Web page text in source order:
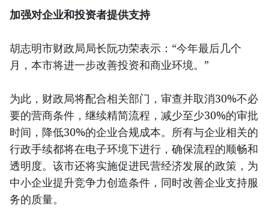
加强对企业和投资者提供支持
胡志明市财政局局长阮功荣表示：“今年最后几个
月，本市将进一步改善投资和商业环境。”
为此，财政局将配合相关部门，审查并取消30%不必
要的营商条件，继续精简流程，减少至少30%的审批
时间，降低30%的企业合规成本。所有与企业相关的
行政手续都将在电子环境下进行，确保流程的顺畅和
透明度。该市还将实施促进民营经济发展的政策，为
中小企业提升竞争力创造条件，同时改善企业支持服
务的质量。